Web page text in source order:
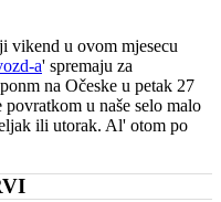
vikend u ovom mjesecu
a' spremaju za
na Očeske u petak 27
u naše selo malo
ili utorak. Al' otom po